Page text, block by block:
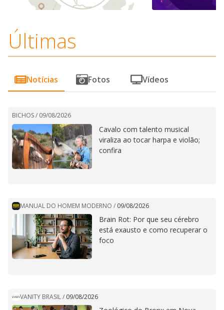
Últimas
Notícias Fotos Vídeos
BICHOS / 09/08/2026
Cavalo com talento musical
viraliza ao tocar harpa e violão;
confira
MANUAL DO HOMEM MODERNO / 09/08/2026
Brain Rot: Por que seu cérebro
está exausto e como recuperar o
foco
VANITY BRASIL/ 09/08/2026